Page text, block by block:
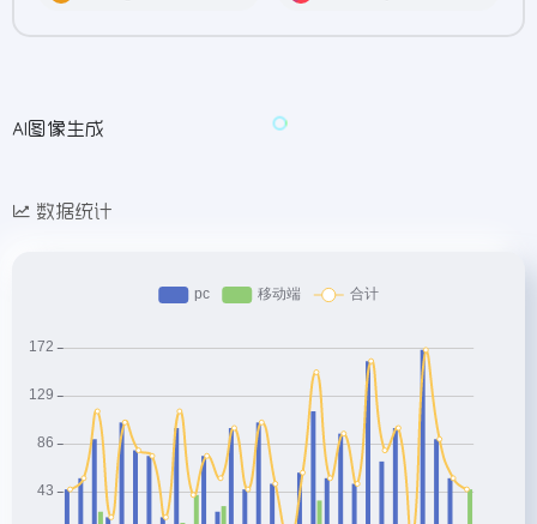
AI图像生成
数据统计